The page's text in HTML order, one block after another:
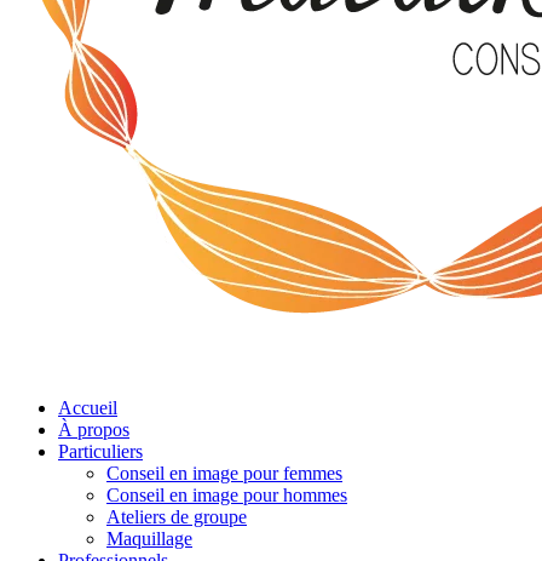
Menu
Accueil
À propos
Particuliers
Conseil en image pour femmes
Conseil en image pour hommes
Ateliers de groupe
Maquillage